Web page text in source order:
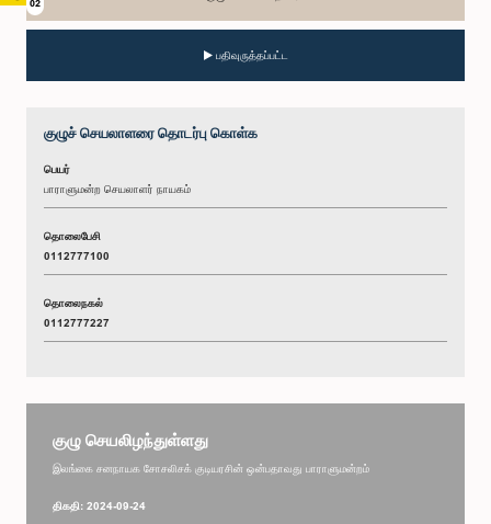
பதிவுருத்தப்பட்ட
குழுச் செயலாளரை தொடர்பு கொள்க
பெயர்
பாராளுமன்ற செயலாளர் நாயகம்
தொலைபேசி
0112777100
தொலைநகல்
0112777227
குழு செயலிழந்துள்ளது
இலங்கை சனநாயக சோசலிசக் குடியரசின் ஒன்பதாவது பாராளுமன்றம்
திகதி: 2024-09-24